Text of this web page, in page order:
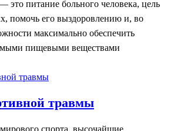
это питание больного человека, цель
помочь его выздоровлению и, во
максимально обеспечить
пищевыми веществами
травмы
спорта, высочайшие